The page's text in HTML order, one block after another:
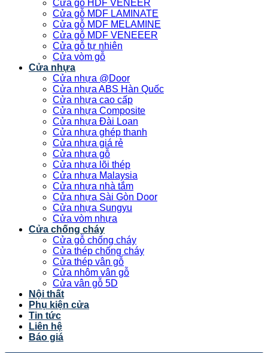
Cửa gỗ HDF VENEER
Cửa gỗ MDF LAMINATE
Cửa gỗ MDF MELAMINE
Cửa gỗ MDF VENEEER
Cửa gỗ tự nhiên
Cửa vòm gỗ
Cửa nhựa
Cửa nhựa @Door
Cửa nhựa ABS Hàn Quốc
Cửa nhựa cao cấp
Cửa nhựa Composite
Cửa nhựa Đài Loan
Cửa nhựa ghép thanh
Cửa nhựa giá rẻ
Cửa nhựa gỗ
Cửa nhựa lõi thép
Cửa nhựa Malaysia
Cửa nhựa nhà tắm
Cửa nhựa Sài Gòn Door
Cửa nhựa Sungyu
Cửa vòm nhựa
Cửa chống cháy
Cửa gỗ chống cháy
Cửa thép chống cháy
Cửa thép vân gỗ
Cửa nhôm vân gỗ
Cửa vân gỗ 5D
Nội thất
Phụ kiện cửa
Tin tức
Liên hệ
Báo giá